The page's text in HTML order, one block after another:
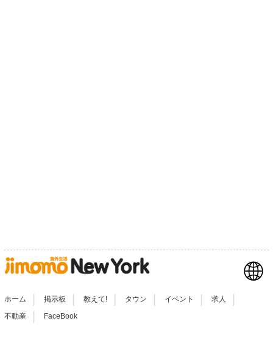
ホーム 掲示板 教えて! タウン イベント 求人
不動産 | FaceBook